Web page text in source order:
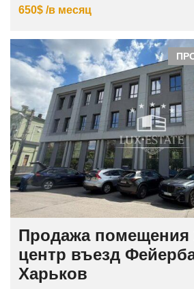
650$ /в месяц
Продажа помещения
центр въезд
Харьков